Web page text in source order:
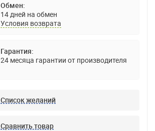
Обмен:
14 дней на обмен
Условия возврата
Гарантия:
24 месяца гарантии от производителя
Список желаний
Сравнить товар